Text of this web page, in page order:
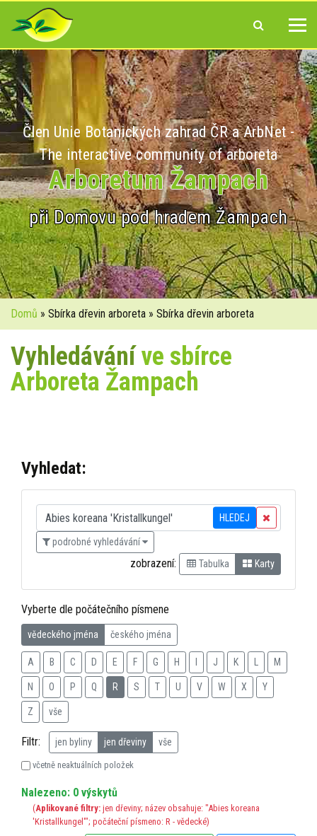
Člen Unie Botanických zahrad ČR a ArbNet -
The interactive community of arboreta
Arboretum Žampach
při Domovu pod hradem Žampach
Domů » Sbírka dřevin arboreta » Sbírka dřevin arboreta
Vyhledáváníve sbírce
Arboreta Žampach
Vyhledat:
HLEDEJ
podrobné vyhledávání
zobrazení: Tabulka Karty
Vyberte dle počátečního písmene
vědeckého jména českého jména
A B C D E F G H J K M
N O P Q R S T U V W X Y
Z vše
Filtr: jen byliny jen dřeviny vše
včetně neaktuálních položek
Nalezeno: 0 výskytů
(Aplikované filtry: jen dřeviny; název obsahuje: "Abies koreana
'Kristallkungel'"; počáteční písmeno: R - vědecké)